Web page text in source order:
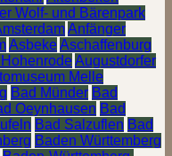
Wolf- und Bärenpark
Anfänger
AsbekeAschaffenburg
Augustdorfer
Melle
Bad Münder Bad
Oeynhausen Bad
Bad Salzuflen Bad
Baden Württemberg